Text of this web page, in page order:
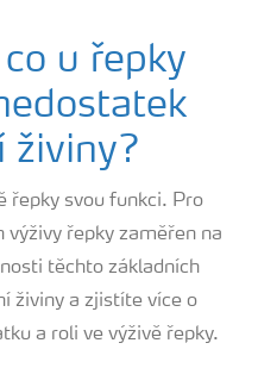
u řepky
živiny?
řepky svou funkci. Pro
řepky zaměřen na
těchto základních
živiny a zjistíte více o
a roli ve výživě řepky.